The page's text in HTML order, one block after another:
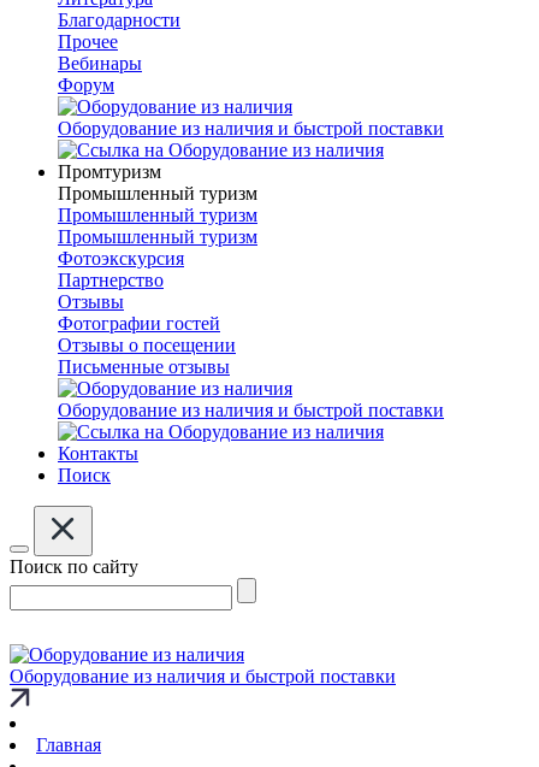
Благодарности
Прочее
Вебинары
Форум
Оборудование из наличия и быстрой поставки
Промтуризм
Промышленный туризм
Промышленный туризм
Промышленный туризм
Фотоэкскурсия
Партнерство
Отзывы
Фотографии гостей
Отзывы о посещении
Письменные отзывы
Оборудование из наличия и быстрой поставки
Контакты
Поиск
Поиск по сайту
Оборудование из наличия и быстрой поставки
Главная